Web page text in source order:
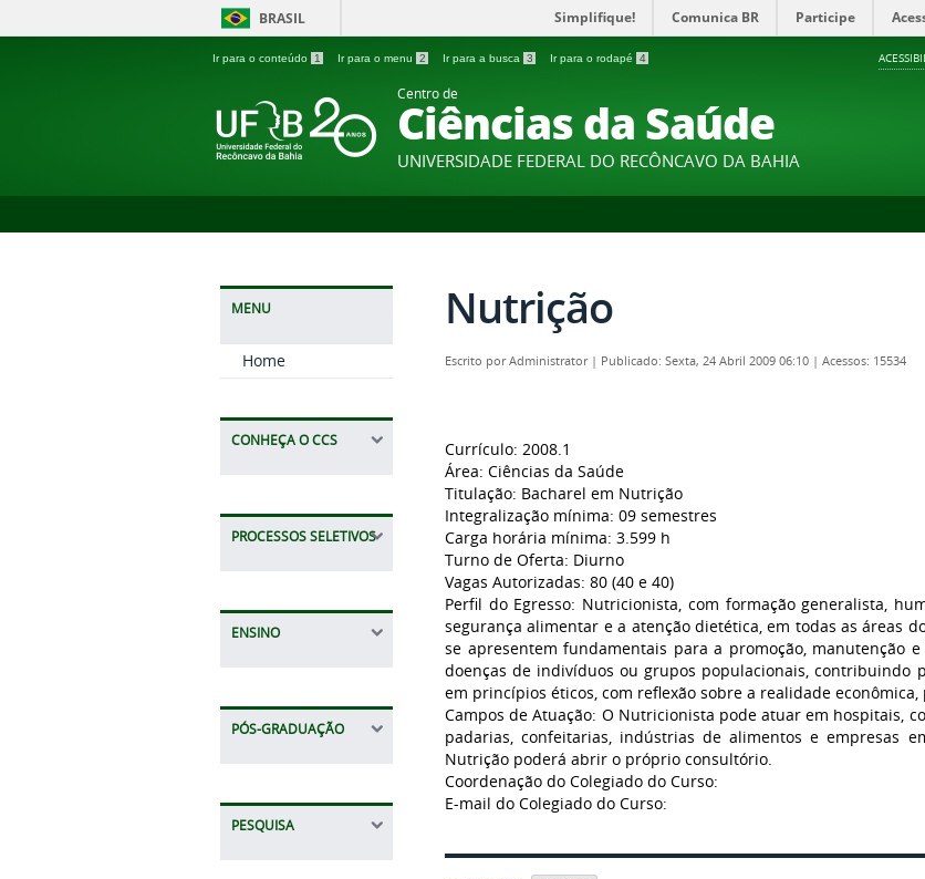
BRASIL Simplifique! Comunica BR Participe
Ir para o conteúdo 1 Ir para o menu 2 Ir para a busca 3 Ir para o rodapé 4
Centro de
Ciências da Saúde
UNIVERSIDADE FEDERAL DO RECÔNCAVO DA BAHIA
MENU
Home
CONHEÇA O CCS
PROCESSOS SELETIVOS
ENSINO
PÓS-GRADUAÇÃO
PESQUISA
Nutrição
Escrito porAdministrator | Publicado: Sexta, 24 Abril 2009 06:10 | Acessos: 15534
Currículo: 2008.1
Área: Ciências da Saúde
Titulação: Bacharel em Nutrição
Integralização mínima: 09 semestres
Carga horária mínima: 3.599 h
Turno de Oferta: Diurno
Vagas Autorizadas: 80 (40 e 40)
Perfil do Egresso: Nutricionista, com formação generalista,
segurança alimentar e a atenção dietética, em todas as áreas
se apresentem fundamentais para a promoção, manutenção
doenças de indivíduos ou grupos populacionais, contribuindo
em princípios éticos, com reflexão sobre a realidade
Campos de Atuação: O Nutricionista pode atuar em hospitais,
padarias, confeitarias, indústrias de alimentos e empresas
Nutrição poderá abrir o próprio consultório.
Coordenação do Colegiado do Curso:
E-mail do Colegiado do Curso: